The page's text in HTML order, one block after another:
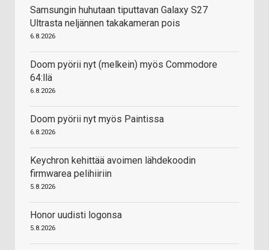
Samsungin huhutaan tiputtavan Galaxy S27
Ultrasta neljännen takakameran pois
6.8.2026
Doom pyörii nyt (melkein) myös Commodore
64:llä
6.8.2026
Doom pyörii nyt myös Paintissa
6.8.2026
Keychron kehittää avoimen lähdekoodin
firmwarea pelihiiriin
5.8.2026
Honor uudisti logonsa
5.8.2026